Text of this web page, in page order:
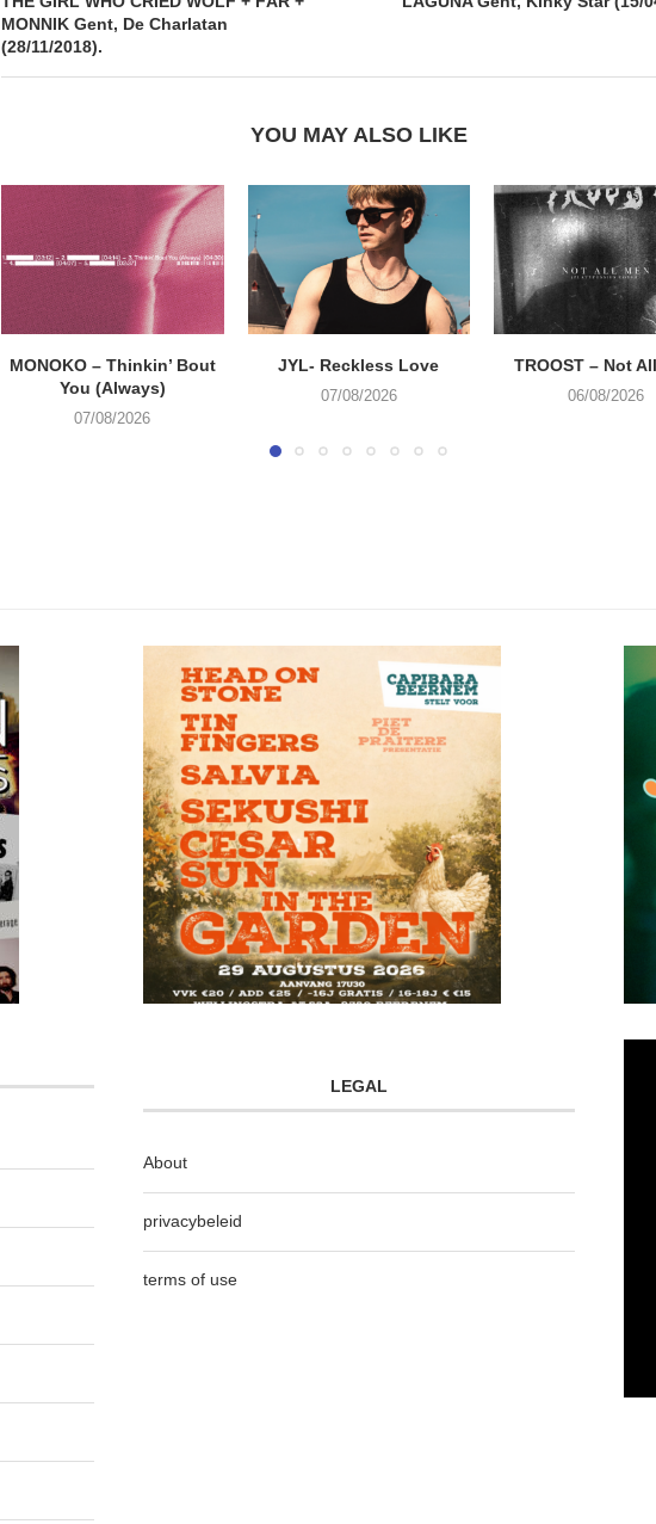
MONNIK Gent, De Charlatan
(28/11/2018).
YOU MAY ALSO LIKE
MONOKO – Thinkin’ Bout
You (Always)
07/08/2026
JYL- Reckless Love
07/08/2026
TROOST – Not
06/08/2026
LEGAL
About
privacybeleid
terms of use